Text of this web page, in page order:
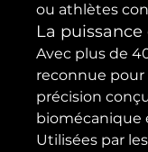
ou athlètes
La
Avec plus de
reconnue
précision
biomécanique
Utilisées par